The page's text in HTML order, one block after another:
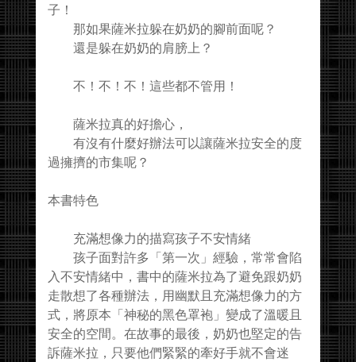
子！
那如果薩米拉躲在奶奶的腳前面呢？
還是躲在奶奶的肩膀上？
不！不！不！這些都不管用！
薩米拉真的好擔心，
有沒有什麼好辦法可以讓薩米拉安全的度
過擁擠的市集呢？
本書特色
充滿想像力的描寫孩子不安情緒
孩子面對許多「第一次」經驗，常常會陷
入不安情緒中，書中的薩米拉為了避免跟奶奶
走散想了各種辦法，用幽默且充滿想像力的方
式，將原本「神秘的黑色罩袍」變成了溫暖且
安全的空間。在故事的最後，奶奶也堅定的告
訴薩米拉，只要他們緊緊的牽好手就不會迷